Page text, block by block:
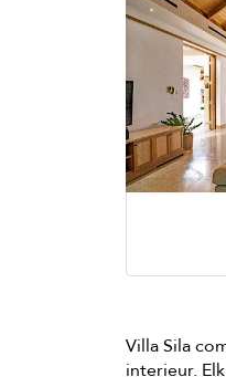
Villa Sila
interieur.